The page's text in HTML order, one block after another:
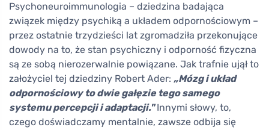
Psychoneuroimmunologia – dziedzina badająca
związek między psychiką a układem odpornościowym –
przez ostatnie trzydzieści lat zgromadziła przekonujące
dowody na to, że stan psychiczny i odporność fizyczna
są ze sobą nierozerwalnie powiązane. Jak trafnie ujął to
założyciel tej dziedziny Robert Ader: „Mózg i układ
odpornościowy to dwie gałęzie tego samego
systemu percepcji i adaptacji."Innymi słowy, to,
czego doświadczamy mentalnie, zawsze odbija się